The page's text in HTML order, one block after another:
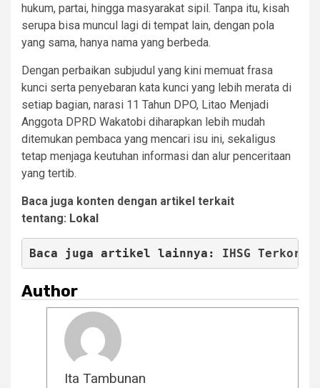
hukum, partai, hingga masyarakat sipil. Tanpa itu, kisah
serupa bisa muncul lagi di tempat lain, dengan pola
yang sama, hanya nama yang berbeda.
Dengan perbaikan subjudul yang kini memuat frasa
kunci serta penyebaran kata kunci yang lebih merata di
setiap bagian, narasi 11 Tahun DPO, Litao Menjadi
Anggota DPRD Wakatobi diharapkan lebih mudah
ditemukan pembaca yang mencari isu ini, sekaligus
tetap menjaga keutuhan informasi dan alur penceritaan
yang tertib.
Baca juga konten dengan artikel terkait
tentang: Lokal
Baca juga artikel lainnya: IHSG
Author
Ita Tambunan